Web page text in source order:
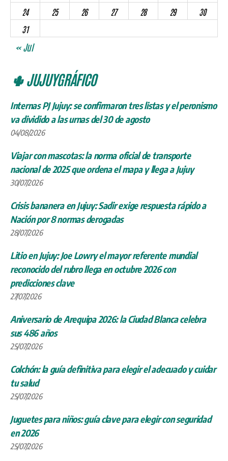
24
25 26 27 28 29
30
31
« Jul
🌵 JUJUYGRÁFICO
Internas PJ Jujuy: se confirmaron tres listas y el peronismo
va dividido a las urnas del 30 de agosto
04/08/2026
Viajar con mascotas: la norma oficial de transporte
nacional de 2025 que ordena el mapa y llega a Jujuy
30/07/2026
Crisis bananera en Jujuy: Sadir exige respuesta rápido a
Nación por 8 normas derogadas
28/07/2026
Litio en Jujuy: Joe Lowry el mayor referente mundial
reconocido del rubro llega en octubre 2026 con
predicciones clave
27/07/2026
Aniversario de Arequipa 2026: la Ciudad Blanca celebra
sus 486 años
25/07/2026
Colchón: la guía definitiva para elegir el adecuado y cuidar
tu salud
25/07/2026
Juguetes para niños: guía clave para elegir con seguridad
en 2026
25/07/2026